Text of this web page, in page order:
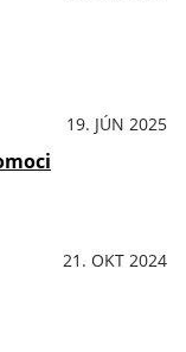
19. JÚN 2025
21. OKT 2024